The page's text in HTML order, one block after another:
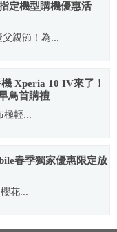
定機型購機優惠活
親節！為...
Xperia 10 IV來了！
鳥首購禮
極輕...
春季獨家優惠限定放
花...